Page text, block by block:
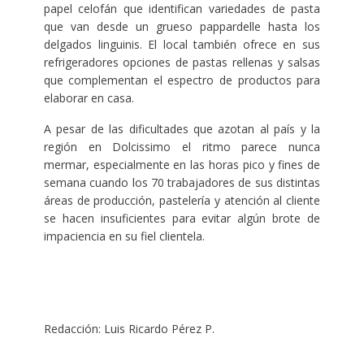
papel celofán que identifican variedades de pasta
que van desde un grueso pappardelle hasta los
delgados linguinis. El local también ofrece en sus
refrigeradores opciones de pastas rellenas y salsas
que complementan el espectro de productos para
elaborar en casa.
A pesar de las dificultades que azotan al país y la
región en Dolcissimo el ritmo parece nunca
mermar, especialmente en las horas pico y fines de
semana cuando los 70 trabajadores de sus distintas
áreas de producción, pastelería y atención al cliente
se hacen insuficientes para evitar algún brote de
impaciencia en su fiel clientela.
Redacción: Luis Ricardo Pérez P.